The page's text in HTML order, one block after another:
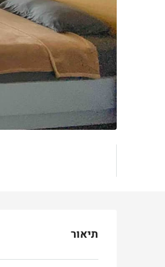
תיאור